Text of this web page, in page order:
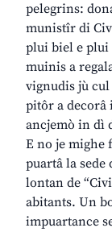
pelegrins:
munistîr di
plui biel e
muinis a
vignudis jù cul
pitôr a decorâ
ancjemò in dì
E no je mighe
puartâ la sede
lontan de
abitants. Un
impuartance